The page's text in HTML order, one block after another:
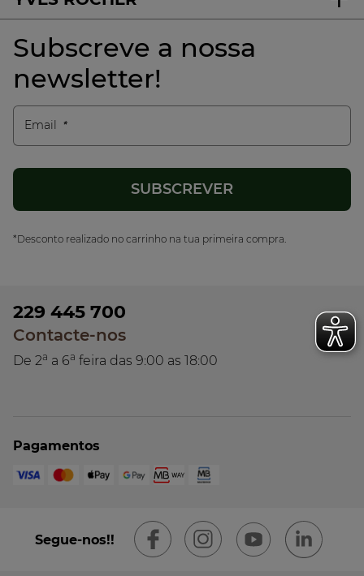
Subscreve a nossa
newsletter!
Email
*Desconto realizado no carrinho na tua primeira compra.
229 445 700
Contacte-nos
De 2a a 6a feira das 9:00 as 18:00
Pagamentos
Segue-nos!!